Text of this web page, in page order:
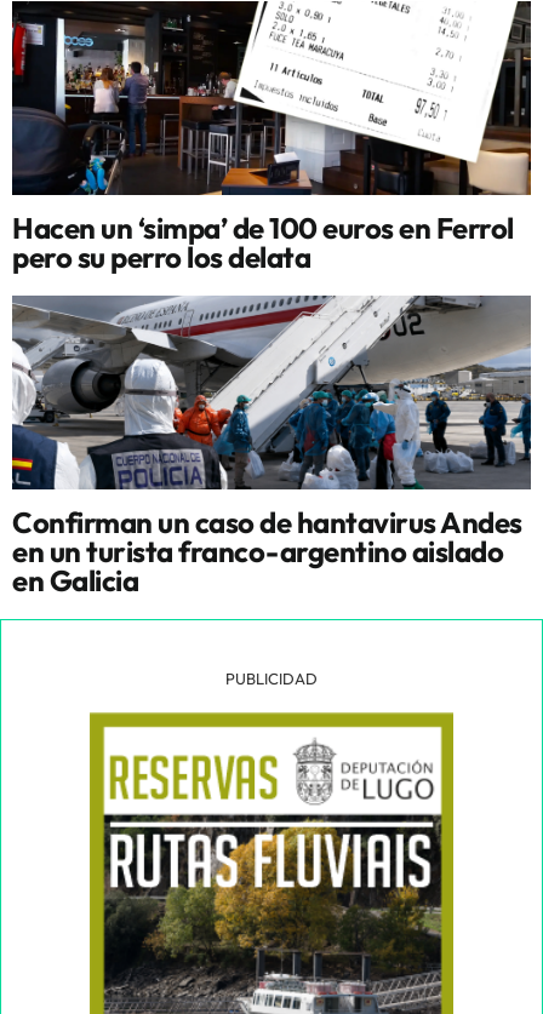
Hacen un ‘simpa’ de 100 euros en Ferrol
pero su perro los delata
Confirman un caso de hantavirus Andes
en un turista franco-argentino aislado
en Galicia
PUBLICIDAD